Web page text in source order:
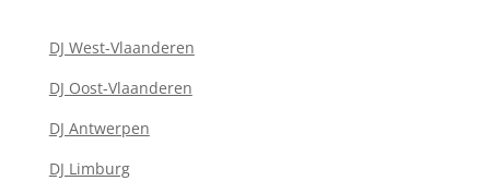
DJ West-Vlaanderen
DJ Oost-Vlaanderen
DJ Antwerpen
DJ Limburg